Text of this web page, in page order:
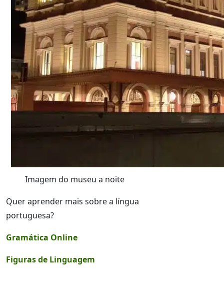
Imagem do museu a noite
Quer aprender mais sobre a língua
portuguesa?
Gramática Online
Figuras de Linguagem